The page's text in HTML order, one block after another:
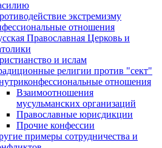
экстремизму
отношения
Православная Церковь и
и ислам
религии против "сект"
отношения
Взаимоотношения
мусульманских организаций
Православные юрисдикции
Прочие конфессии
примеры сотрудничества и